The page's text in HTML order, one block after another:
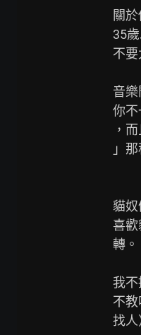
關
35
不
音
你不
，
」
貓奴
喜
轉。
我不
不
找人